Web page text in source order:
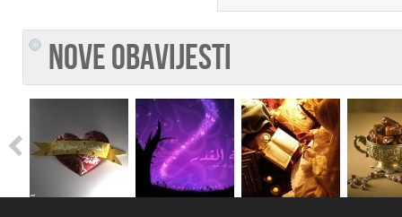
NOVE OBAVIJESTI